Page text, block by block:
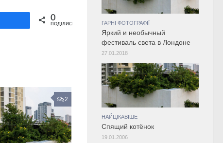
Share on Twitter 0
ПОДІЛИСЬ
2
ГАРНІ ФОТОГРАФІЇ
Яркий и необычный
фестиваль света в Лондоне
27.01.2018
НАЙЦІКАВІШЕ
Спящий котёнок
19.01.2006